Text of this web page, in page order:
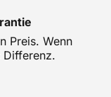
Preis. Wenn
Differenz.